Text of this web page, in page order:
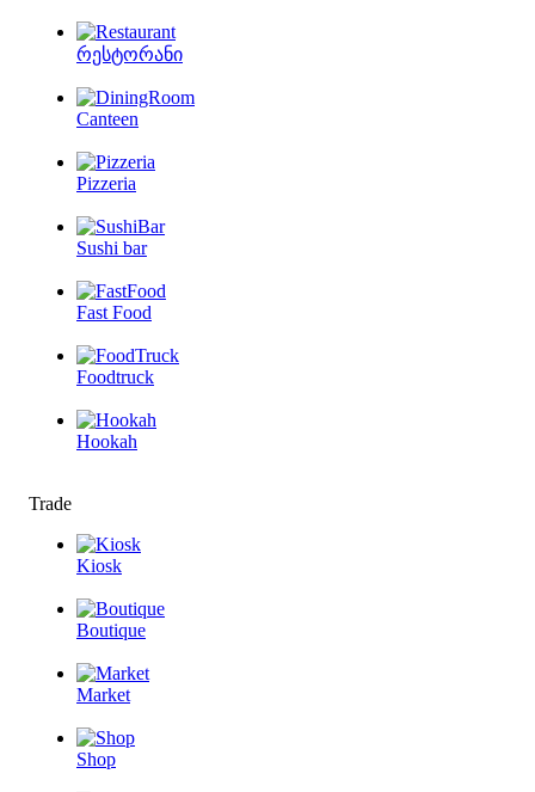
რესტორანი
Canteen
Pizzeria
Sushi bar
Fast Food
Foodtruck
Hookah
Trade
Kiosk
Boutique
Market
Shop